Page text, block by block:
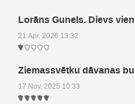
Lorāns Gunels. Dievs
21.Apr, 2026 13:32
Ziemassvētku dāvanas
17.Nov, 2025 10:33